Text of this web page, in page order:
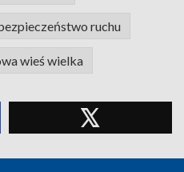
ruchu
wieś wielka